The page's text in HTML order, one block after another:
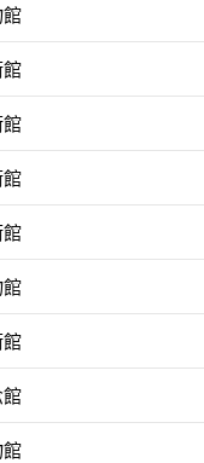
館
館
館
館
館
館
館
館
館